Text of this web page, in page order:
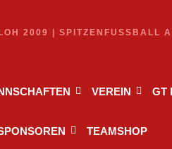
2009 | SPITZENFUSSBALL
VEREIN GT
TEAMSHOP